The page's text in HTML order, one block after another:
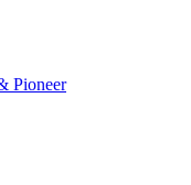
Pioneer